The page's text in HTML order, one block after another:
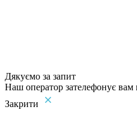
Дякуємо за запит
Наш оператор зателефонує
Закрити